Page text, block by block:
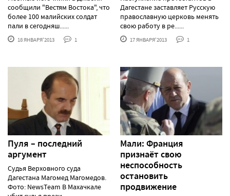
сообщили "Вестям Востока", что
более 100 малийских солдат
пали в сегодняш......
18 ЯНВАРЯ'2013 1
Дагестане заставляет Русскую
православную церковь менять
свою работу в ре......
17 ЯНВАРЯ'2013 1
Пуля – последний
аргумент
Судья Верховного суда
Дагестана Магомед Магомедов.
Фото: NewsTeam В Махачкале
Мали: Франция
признаёт свою
неспособность
остановить
продвижение